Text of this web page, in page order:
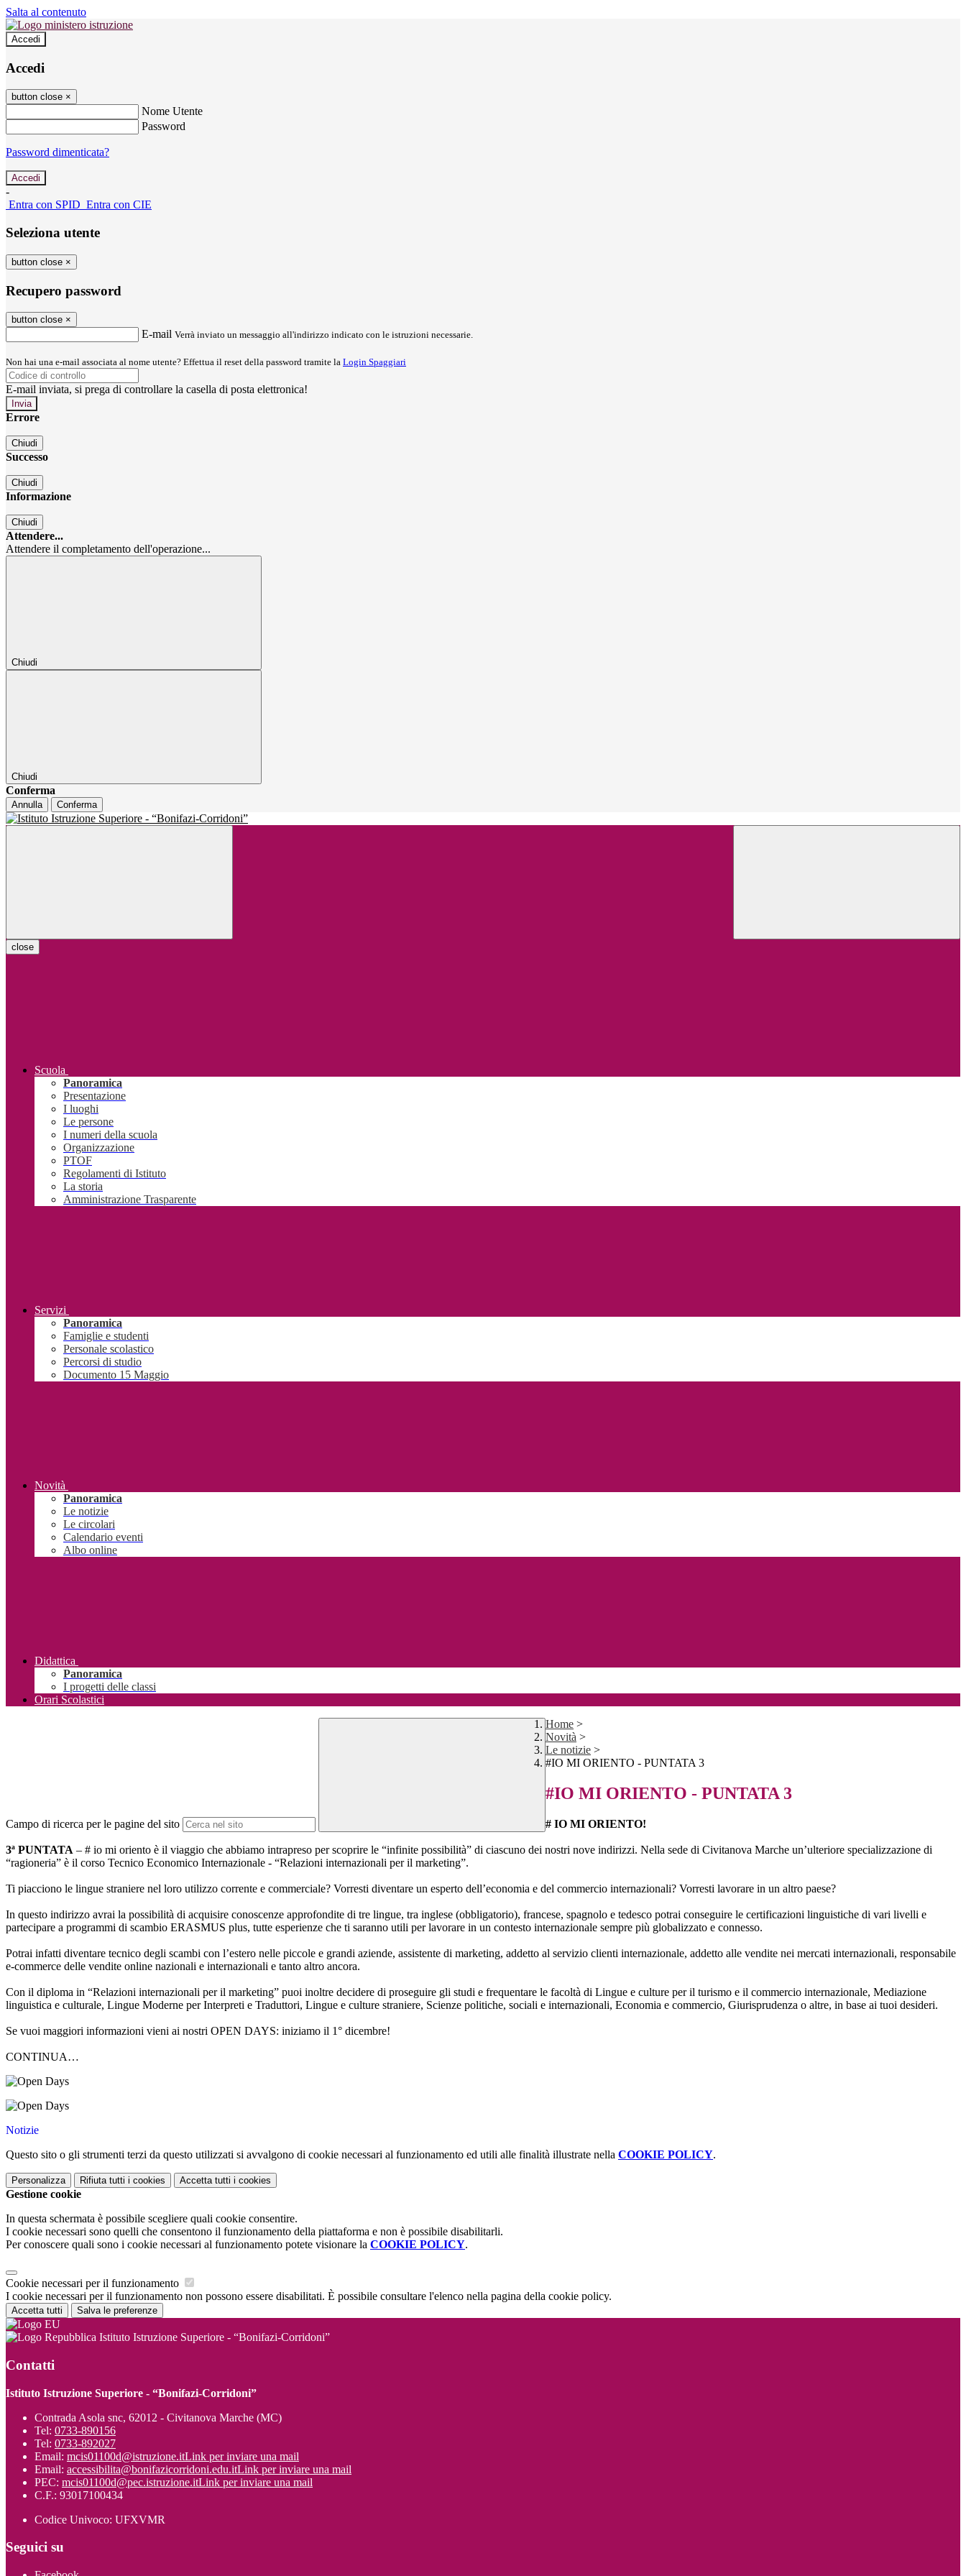
Salta al contenuto
Accedi
Accedi
button close ×
Nome Utente
Password
Password dimenticata?
-
Entra con SPID Entra con CIE
Seleziona utente
button close ×
Recupero password
button close ×
E-mail Verrà inviato un messaggio all'indirizzo indicato con le istruzioni necessarie.
Non hai una e-mail associata al nome utente? Effettua il reset della password tramite la Login Spaggiari
E-mail inviata, si prega di controllare la casella di posta elettronica!
Errore
Chiudi
Successo
Chiudi
Informazione
Chiudi
Attendere...
Attendere il completamento dell'operazione...
Chiudi
Chiudi
Conferma
Annulla Conferma
close
Scuola
Panoramica
Presentazione
I luoghi
Le persone
I numeri della scuola
Organizzazione
PTOF
Regolamenti di Istituto
La storia
Amministrazione Trasparente
Servizi
Panoramica
Famiglie e studenti
Personale scolastico
Percorsi di studio
Documento 15 Maggio
Novità
Panoramica
Le notizie
Le circolari
Calendario eventi
Albo online
Didattica
Panoramica
I progetti delle classi
Orari Scolastici
Campo di ricerca per le pagine del sito
Home >
Novità >
Le notizie >
#IO MI ORIENTO - PUNTATA 3
#IO MI ORIENTO - PUNTATA 3
# IO MI ORIENTO!
3ª PUNTATA – # io mi oriento è il viaggio che abbiamo intrapreso per scoprire le “infinite possibilità” di ciascuno dei nostri nove indirizzi. Nella sede di Civitanova Marche un’ulteriore specializzazione di
“ragioneria” è il corso Tecnico Economico Internazionale - “Relazioni internazionali per il marketing”.
Ti piacciono le lingue straniere nel loro utilizzo corrente e commerciale? Vorresti diventare un esperto dell’economia e del commercio internazionali? Vorresti lavorare in un altro paese?
In questo indirizzo avrai la possibilità di acquisire conoscenze approfondite di tre lingue, tra inglese (obbligatorio), francese, spagnolo e tedesco potrai conseguire le certificazioni linguistiche di vari livelli e
partecipare a programmi di scambio ERASMUS plus, tutte esperienze che ti saranno utili per lavorare in un contesto internazionale sempre più globalizzato e connesso.
Potrai infatti diventare tecnico degli scambi con l’estero nelle piccole e grandi aziende, assistente di marketing, addetto al servizio clienti internazionale, addetto alle vendite nei mercati internazionali, responsabile
e-commerce delle vendite online nazionali e internazionali e tanto altro ancora.
Con il diploma in “Relazioni internazionali per il marketing” puoi inoltre decidere di proseguire gli studi e frequentare le facoltà di Lingue e culture per il turismo e il commercio internazionale, Mediazione
linguistica e culturale, Lingue Moderne per Interpreti e Traduttori, Lingue e culture straniere, Scienze politiche, sociali e internazionali, Economia e commercio, Giurisprudenza o altre, in base ai tuoi desideri.
Se vuoi maggiori informazioni vieni ai nostri OPEN DAYS: iniziamo il 1° dicembre!
CONTINUA…
Notizie
Questo sito o gli strumenti terzi da questo utilizzati si avvalgono di cookie necessari al funzionamento ed utili alle finalità illustrate nella COOKIE POLICY.
Personalizza Rifiuta tutti i cookies Accetta tutti i cookies
Gestione cookie
In questa schermata è possibile scegliere quali cookie consentire.
I cookie necessari sono quelli che consentono il funzionamento della piattaforma e non è possibile disabilitarli.
Per conoscere quali sono i cookie necessari al funzionamento potete visionare la COOKIE POLICY.
Cookie necessari per il funzionamento
I cookie necessari per il funzionamento non possono essere disabilitati. È possibile consultare l'elenco nella pagina della cookie policy.
Accetta tutti Salva le preferenze
Istituto Istruzione Superiore - “Bonifazi-Corridoni”
Contatti
Istituto Istruzione Superiore - “Bonifazi-Corridoni”
Contrada Asola snc, 62012 - Civitanova Marche (MC)
Tel: 0733-890156
Tel: 0733-892027
Email: mcis01100d@istruzione.itLink per inviare una mail
Email: accessibilita@bonifazicorridoni.edu.itLink per inviare una mail
PEC: mcis01100d@pec.istruzione.itLink per inviare una mail
C.F.: 93017100434
Codice Univoco: UFXVMR
Seguici su